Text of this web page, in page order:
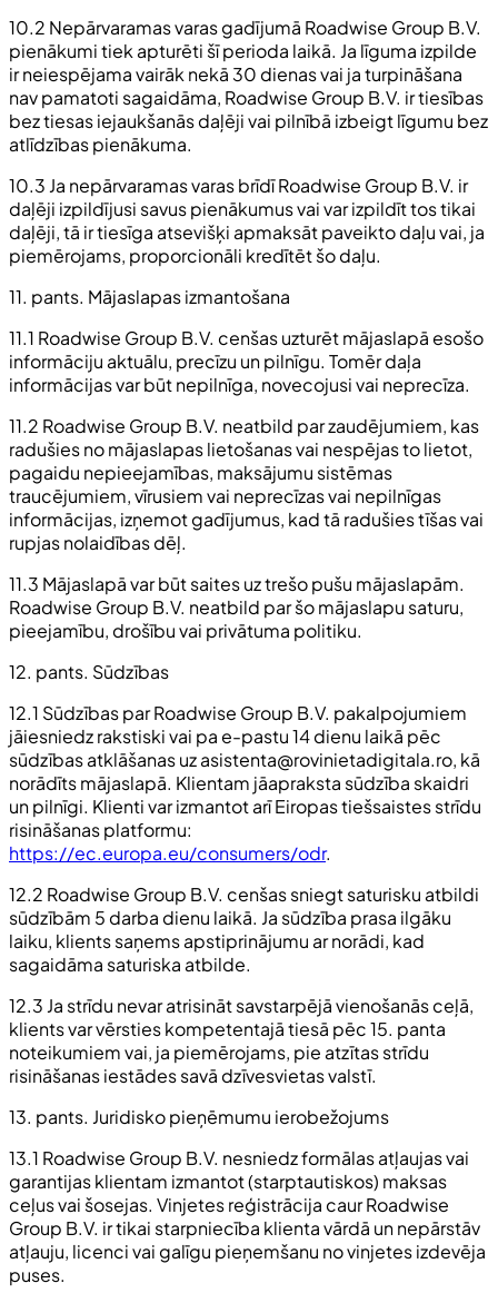
10.2 Nepārvaramas varas gadījumā Roadwise Group B.V.
pienākumi tiek apturēti šī perioda laikā. Ja līguma izpilde
ir neiespējama vairāk nekā 30 dienas vai ja turpināšana
nav pamatoti sagaidāma, Roadwise Group B.V. ir tiesības
bez tiesas iejaukšanās daļēji vai pilnībā izbeigt līgumu bez
atlīdzības pienākuma.
10.3 Ja nepārvaramas varas brīdī Roadwise Group B.V. ir
daļēji izpildījusi savus pienākumus vai var izpildīt tos tikai
daļēji, tā ir tiesīga atsevišķi apmaksāt paveikto daļu vai, ja
piemērojams, proporcionāli kredītēt šo daļu.
11. pants. Mājaslapas izmantošana
11.1 Roadwise Group B.V. cenšas uzturēt mājaslapā esošo
informāciju aktuālu, precīzu un pilnīgu. Tomēr daļa
informācijas var būt nepilnīga, novecojusi vai neprecīza.
11.2 Roadwise Group B.V. neatbild par zaudējumiem, kas
radušies no mājaslapas lietošanas vai nespējas to lietot,
pagaidu nepieejamības, maksājumu sistēmas
traucējumiem, vīrusiem vai neprecīzas vai nepilnīgas
informācijas, izņemot gadījumus, kad tā radušies tīšas vai
rupjas nolaidības dēļ.
11.3 Mājaslapā var būt saites uz trešo pušu mājaslapām.
Roadwise Group B.V. neatbild par šo mājaslapu saturu,
pieejamību, drošību vai privātuma politiku.
12. pants. Sūdzības
12.1 Sūdzības par Roadwise Group B.V. pakalpojumiem
jāiesniedz rakstiski vai pa e-pastu 14 dienu laikā pēc
sūdzības atklāšanas uzasistenta@rovinietadigitala.ro, kā
norādīts mājaslapā. Klientam jāapraksta sūdzība skaidri
un pilnīgi. Klienti var izmantot arī Eiropas tiešsaistes strīdu
risināšanas platformu:
https://ec.europa.eu/consumers/odr.
12.2 Roadwise Group B.V. cenšas sniegt saturisku atbildi
sūdzībām 5 darba dienu laikā. Ja sūdzība prasa ilgāku
laiku, klients saņems apstiprinājumu ar norādi, kad
sagaidāma saturiska atbilde.
12.3 Ja strīdu nevar atrisināt savstarpējā vienošanās ceļā,
klients var vērsties kompetentajā tiesā pēc 15. panta
noteikumiem vai, ja piemērojams, pie atzītas strīdu
risināšanas iestādes savā dzīvesvietas valstī.
13. pants. Juridisko pieņēmumu ierobežojums
13.1 Roadwise Group B.V. nesniedz formālas atļaujas vai
garantijas klientam izmantot (starptautiskos) maksas
ceļus vai šosejas. Vinjetes reģistrācija caur Roadwise
Group B.V. ir tikai starpniecība klienta vārdā un nepārstāv
atļauju, licenci vai galīgu pieņemšanu no vinjetes izdevēja
puses.